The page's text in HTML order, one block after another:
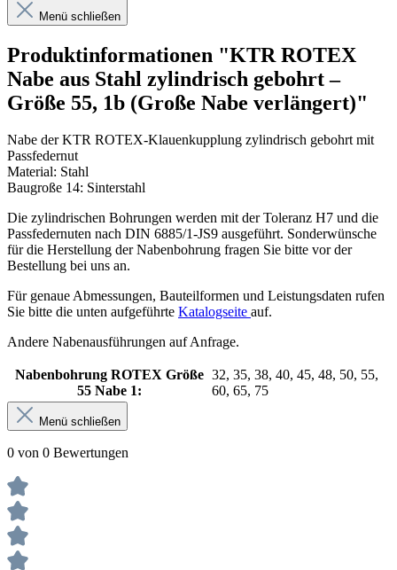
Menü schließen
Produktinformationen "KTR ROTEX
Nabe aus Stahl zylindrisch gebohrt –
Größe 55, 1b (Große Nabe verlängert)"
Nabe der KTR ROTEX-Klauenkupplung zylindrisch gebohrt mit
Passfedernut
Material: Stahl
Baugroße 14: Sinterstahl
Die zylindrischen Bohrungen werden mit der Toleranz H7 und die
Passfedernuten nach DIN 6885/1-JS9 ausgeführt. Sonderwünsche
für die Herstellung der Nabenbohrung fragen Sie bitte vor der
Bestellung bei uns an.
Für genaue Abmessungen, Bauteilformen und Leistungsdaten rufen
Sie bitte die unten aufgeführte Katalogseite auf.
Andere Nabenausführungen auf Anfrage.
Nabenbohrung ROTEX Größe
55 Nabe 1:
32, 35, 38, 40, 45, 48, 50, 55,
60, 65, 75
Menü schließen
0 von 0 Bewertungen